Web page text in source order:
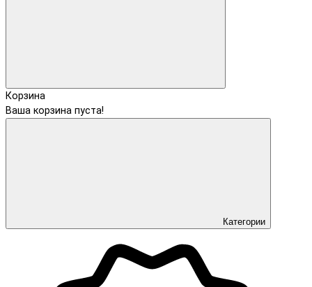
Корзина
Ваша корзина пуста!
Категории